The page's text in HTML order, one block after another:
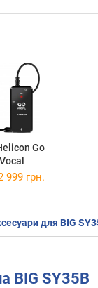
Go
Vocal
999 грн.
для BIG
BIG SY35B